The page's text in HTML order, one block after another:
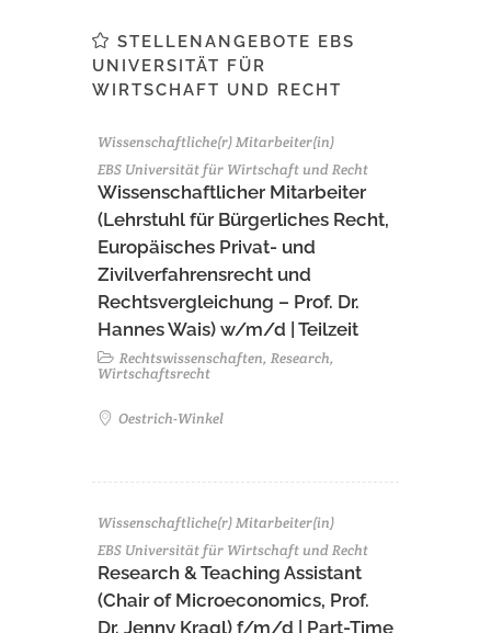
STELLENANGEBOTE EBS
UNIVERSITÄT FÜR
WIRTSCHAFT UND RECHT
Wissenschaftliche(r) Mitarbeiter(in)
EBS Universität für Wirtschaft und Recht
Wissenschaftlicher Mitarbeiter
(Lehrstuhl für Bürgerliches Recht,
Europäisches Privat- und
Zivilverfahrensrecht und
Rechtsvergleichung – Prof. Dr.
Hannes Wais) w/m/d | Teilzeit
Rechtswissenschaften, Research,
Wirtschaftsrecht
Oestrich-Winkel
Wissenschaftliche(r) Mitarbeiter(in)
EBS Universität für Wirtschaft und Recht
Research & Teaching Assistant
(Chair of Microeconomics, Prof.
Dr. Jenny Kragl) f/m/d | Part-Time